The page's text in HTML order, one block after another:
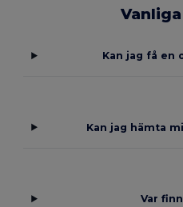
Kan jag få en
Kan jag hämta
Var